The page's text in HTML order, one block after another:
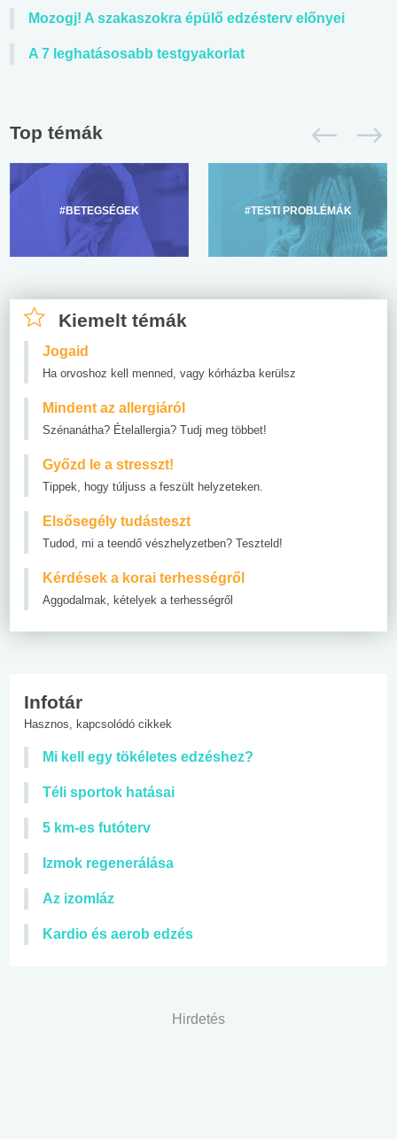
Mozogj! A szakaszokra épülő edzésterv előnyei
A 7 leghatásosabb testgyakorlat
Top témák
#BETEGSÉGEK #TESTI PROBLÉMÁK
Kiemelt témák
Jogaid
Ha orvoshoz kell menned, vagy kórházba kerülsz
Mindent az allergiáról
Szénanátha? Ételallergia? Tudj meg többet!
Győzd le a stresszt!
Tippek, hogy túljuss a feszült helyzeteken.
Elsősegély tudásteszt
Tudod, mi a teendő vészhelyzetben? Teszteld!
Kérdések a korai terhességről
Aggodalmak, kételyek a terhességről
Infotár
Hasznos, kapcsolódó cikkek
Mi kell egy tökéletes edzéshez?
Téli sportok hatásai
5 km-es futóterv
Izmok regenerálása
Az izomláz
Kardio és aerob edzés
Hirdetés